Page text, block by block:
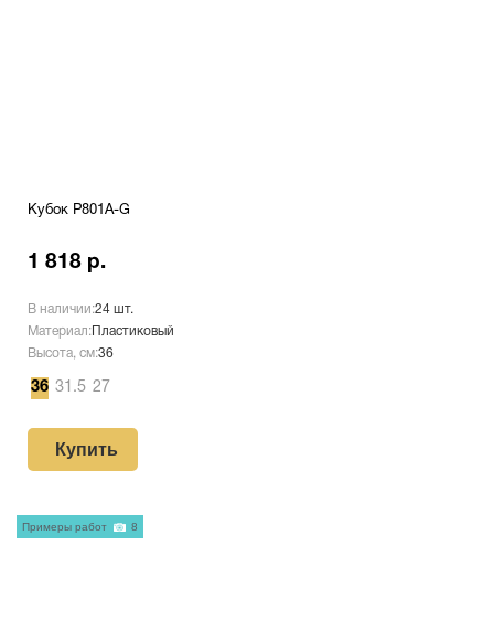
Кубок P801A-G
1 818 р.
В наличии:24 шт.
Материал: Пластиковый
Высота, см:36
36 31.5 27
Купить
Примеры работ 8